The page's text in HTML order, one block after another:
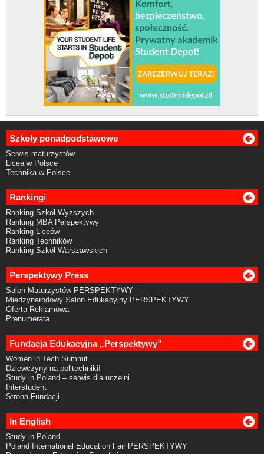
Szkoły ponadpodstawowe
Serwis maturzystów
Licea w Polsce
Technika w Polsce
Rankingi
Ranking Szkół Wyższych
Ranking MBA Perspektywy
Ranking Liceów
Ranking Techników
Ranking Szkół Warszawskich
Perspektywy Press
Salon Maturzystów PERSPEKTYWY
Międzynarodowy Salon Edukacyjny PERSPEKTYWY
Oferta Reklamowa
Prenumerata
Fundacja Edukacyjna „Perspektywy”
Women in Tech Summit
Dziewczyny na politechniki!
Study in Poland – serwis dla uczelni
Interstudent
Strona Fundacji
In English
Study in Poland
Poland International Education Fair PERSPEKTYWY